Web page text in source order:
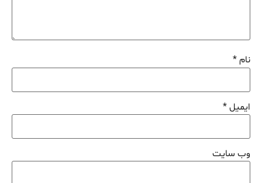
نام*
ایمیل*
وب‌ سایت